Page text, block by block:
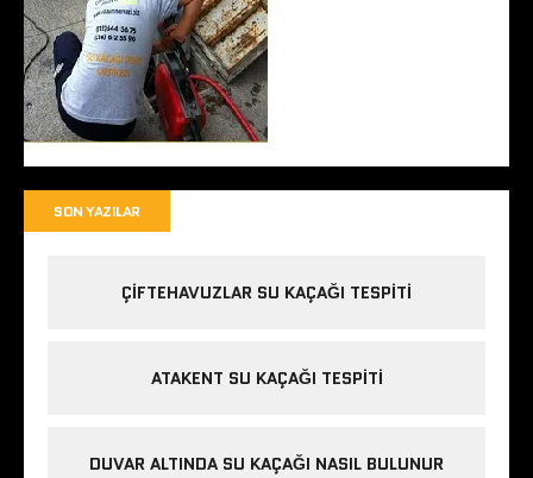
SON YAZILAR
ÇIFTEHAVUZLAR SU KAÇAĞI TESPITI
ATAKENT SU KAÇAĞI TESPITI
DUVAR ALTINDA SU KAÇAĞI NASIL BULUNUR